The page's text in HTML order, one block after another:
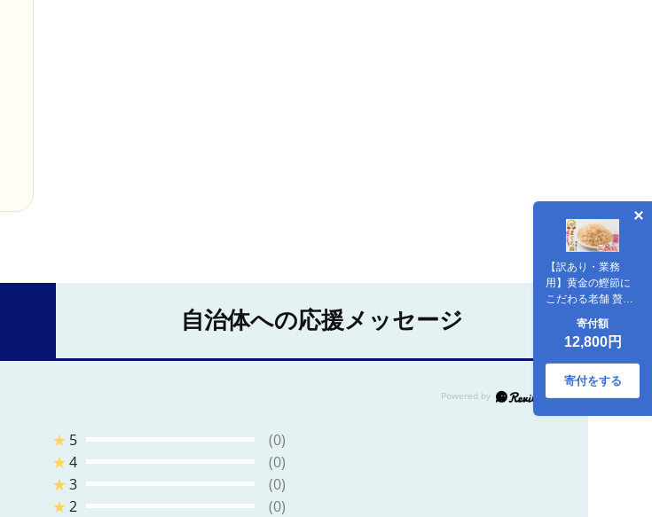
【訳あり・業務
用】黄金の鰹節に
こだわる老舗 贅沢
糸削り200g×4袋入
(カネニニシ/IB056-
002) 鰹節 かつおぶ
し 特産品 いぶすき
鹿児島 鰹 加工品 だ
寄付額
12,800円
寄付をする
自治体への応援メッセージ
★ 5
(0)
★4
(0)
★3
(0)
★2
(0)